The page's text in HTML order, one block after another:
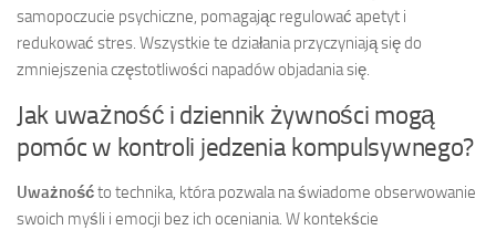
samopoczucie psychiczne, pomagając regulować apetyt i
redukować stres. Wszystkie te działania przyczyniają się do
zmniejszenia częstotliwości napadów objadania się.
Jak uważność i dziennik żywności mogą
pomóc w kontroli jedzenia kompulsywnego?
Uważnośćto technika, która pozwala na świadome obserwowanie
swoich myśli i emocji bez ich oceniania. W kontekście